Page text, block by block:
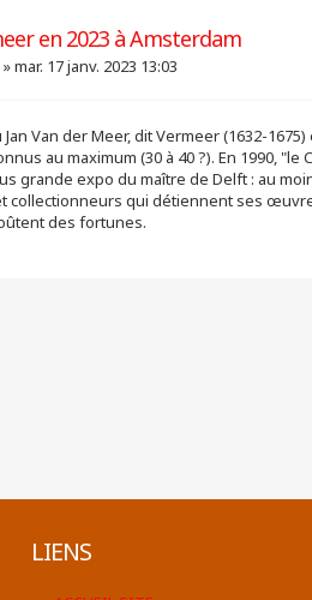
en 2023 à Amsterdam
»mar. 17 janv. 2023 13:03
Jan Van der Meer, dit Vermeer (1632-
au maximum (30 à 40 ?). En 1990,
grande expo du maître de Delft : au
collectionneurs qui détiennent ses
des fortunes.
LIENS